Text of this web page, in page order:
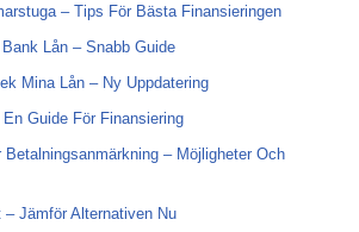
– Tips För Bästa Finansieringen
Lån – Snabb Guide
Mina Lån – Ny Uppdatering
Guide För Finansiering
– Möjligheter Och
Jämför Alternativen Nu